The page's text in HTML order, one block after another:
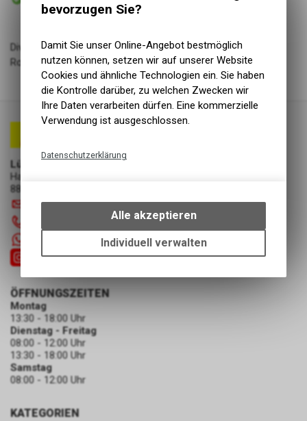
Abholung Lüscher Motor- & Bike World
Diverse Zündkerzen für fast alle gängigen Motorrad- und
Rollermodelle erhältlich.
Lüscher Motor- & Bike World
Hauptstrasse 29a
8867 Niederurnen
info@luscherag.ch
KATEGORIEN
ÖFFNUNGSZEITEN
Montag
13:30 - 18:00 Uhr
Dienstag - Freitag
08:00 - 12:00 Uhr
13:30 - 18:00 Uhr
Samstag
08:00 - 12:00 Uhr
bevorzugen Sie?
Damit Sie unser Online-Angebot bestmöglich
nutzen können, setzen wir auf unserer Website
Cookies und ähnliche Technologien ein. Sie haben
die Kontrolle darüber, zu welchen Zwecken wir
Ihre Daten verarbeiten dürfen. Eine kommerzielle
Verwendung ist ausgeschlossen.
Datenschutzerklärung
bestimmte Interaktionen und
Einstellungen auf Ihrem Gerät,
um die grundlegenden
Funktionen unseres Online-
Alle akzeptieren
Individuell verwalten